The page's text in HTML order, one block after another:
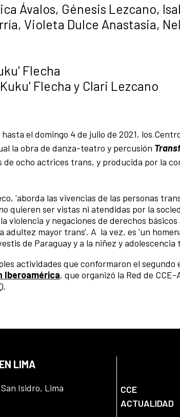
Ávalos, Génesis Lezcano,
Violeta Dulce Anastasia,
Flecha
Flecha y Clari Lezcano
el domingo 4 de julio de 2021, los
la obra de danza-teatro y percusión
ocho actrices trans, y producida por la
'aborda las vivencias de las personas
quieren ser vistas ni atendidas por la
violencia y negaciones de derechos
adultez mayor trans'. A la vez, es 'un
de Paraguay y a la niñez y adolescencia
actividades que conformaron el
Iberoamérica, que organizó la Red de
LIMA
Isidro, Lima
CCE
ACTUALIDAD